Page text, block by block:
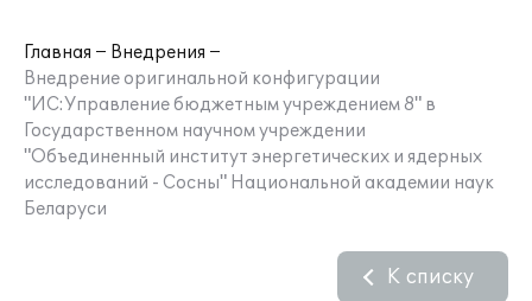
Главная
Внедрения
Внедрение оригинальной конфигурации
"ИС:Управление бюджетным учреждением 8" в
Государственном научном учреждении
"Объединенный институт энергетических и ядерных
исследований - Сосны" Национальной академии наук
Беларуси
К списку